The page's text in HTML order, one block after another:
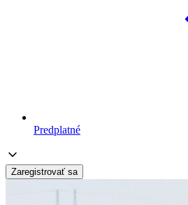
Predplatné
Zaregistrovať sa